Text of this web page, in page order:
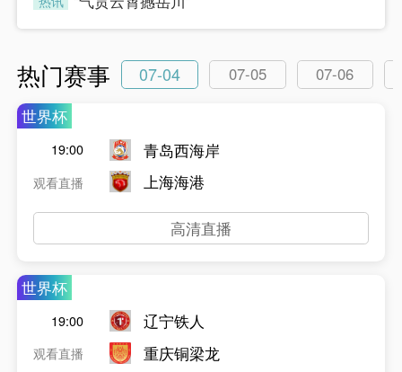
热门赛事 07-04 07-05
07-06
世界杯
19:00
观看直播
青岛西海岸
上海海港
高清直播
世界杯
19:00
观看直播
辽宁铁人
重庆铜梁龙